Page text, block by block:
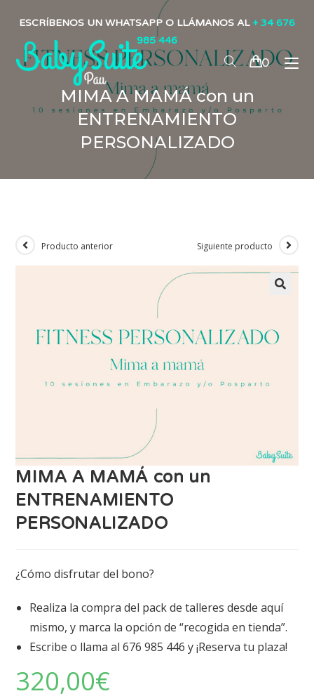
ESCRÍBENOS UN WHATSAPP O LLÁMANOS AL + 34 676
985 446
0
MIMA A MAMÁ con un
ENTRENAMIENTO
PERSONALIZADO
Producto anterior Siguiente producto
MIMA A MAMÁ con un
ENTRENAMIENTO
PERSONALIZADO
¿Cómo disfrutar del bono?
Realiza la compra del pack de talleres desde aquí
mismo, y marca la opción de “recogida en tienda”.
Escribe o llama al 676 985 446 y ¡Reserva tu plaza!
320,00€